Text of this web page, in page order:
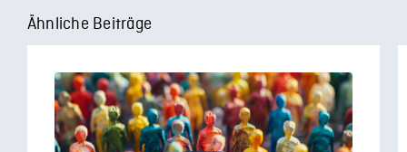
Ähnliche Beiträge